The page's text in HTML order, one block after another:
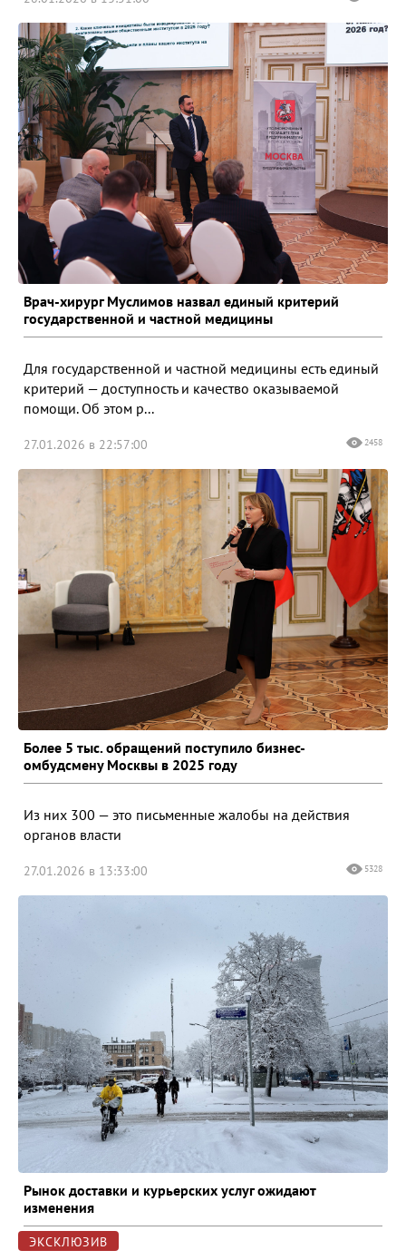
Врач-хирург Муслимов назвал единый критерий
государственной и частной медицины
Для государственной и частной медицины есть единый
критерий — доступность и качество оказываемой
помощи. Об этом р...
27.01.2026 в 22:57:00 2458
Более 5 тыс. обращений поступило бизнес-
омбудсмену Москвы в 2025 году
Из них 300 — это письменные жалобы на действия
органов власти
27.01.2026 в 13:33:00 5328
Рынок доставки и курьерских услуг ожидают
изменения
ЭКСКЛЮЗИВ